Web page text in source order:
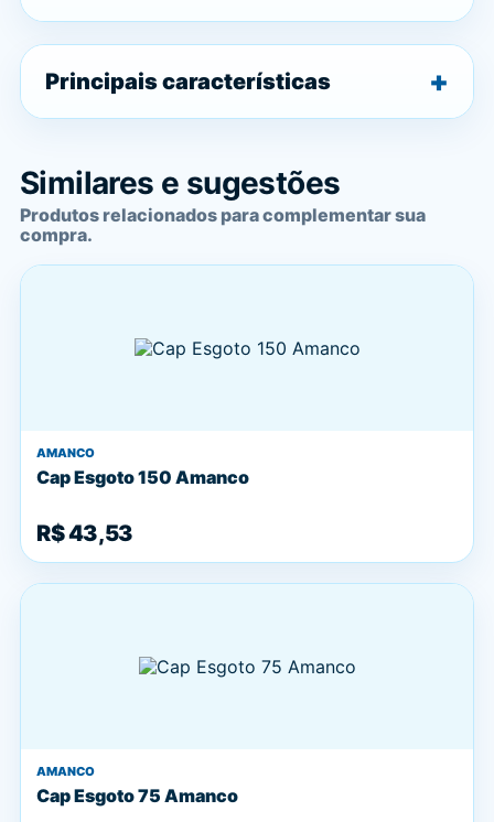
Principais características
Similares e sugestões
Produtos relacionados para complementar sua
compra.
AMANCO
Cap Esgoto 150 Amanco
R$ 43,53
AMANCO
Cap Esgoto 75 Amanco